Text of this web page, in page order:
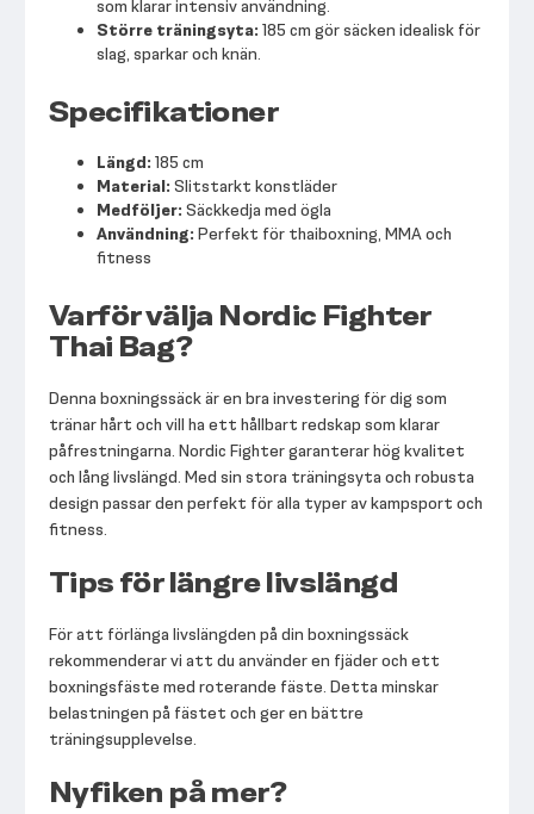
som klarar intensiv användning.
Större träningsyta: 185 cm gör säcken idealisk för
slag, sparkar och knän.
Specifikationer
Längd: 185 cm
Material: Slitstarkt konstläder
Medföljer: Säckkedja med ögla
Användning: Perfekt för thaiboxning, MMA och
fitness
Varför välja Nordic Fighter
Thai Bag?
Denna boxningssäck är en bra investering för dig som
tränar hårt och vill ha ett hållbart redskap som klarar
påfrestningarna. Nordic Fighter garanterar hög kvalitet
och lång livslängd. Med sin stora träningsyta och robusta
design passar den perfekt för alla typer av kampsport och
fitness.
Tips för längre livslängd
För att förlänga livslängden på din boxningssäck
rekommenderar vi att du använder en fjäder och ett
boxningsfäste med roterande fäste. Detta minskar
belastningen på fästet och ger en bättre
träningsupplevelse.
Nyfiken på mer?